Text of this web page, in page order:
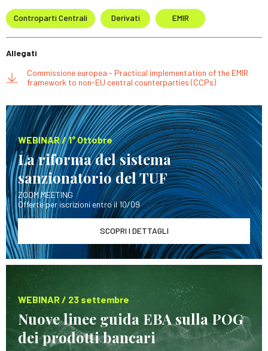
Controparti Centrali Derivati EMIR
Allegati
Commissione europea - Practical implementation of the EMIR
framework to non-EU central counterparties (CCPs)
WEBINAR / 1° Ottobre
La riforma del sistema
sanzionatorio del TUF
ZOOM MEETING
Offerte per iscrizioni entro il 10/09
SCOPRI I DETTAGLI
WEBINAR / 23 settembre
Nuove linee guida EBA sulla POG
dei prodotti bancari